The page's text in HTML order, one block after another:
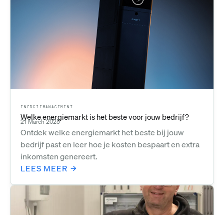
ENERGIEMANAGEMENT
Welke energiemarkt is het beste voor jouw bedrijf?
21 March 2025
Ontdek welke energiemarkt het beste bij jouw
bedrijf past en leer hoe je kosten bespaart en extra
inkomsten genereert.
LEES MEER